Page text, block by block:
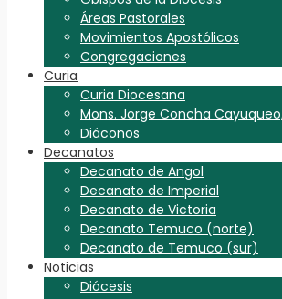
Áreas Pastorales
Movimientos Apostólicos
Congregaciones
Curia
Curia Diocesana
Mons. Jorge Concha
Diáconos
Decanatos
Decanato de Angol
Decanato de Imperial
Decanato de Victoria
Decanato Temuco (norte)
Decanato de Temuco (sur)
Noticias
Diócesis